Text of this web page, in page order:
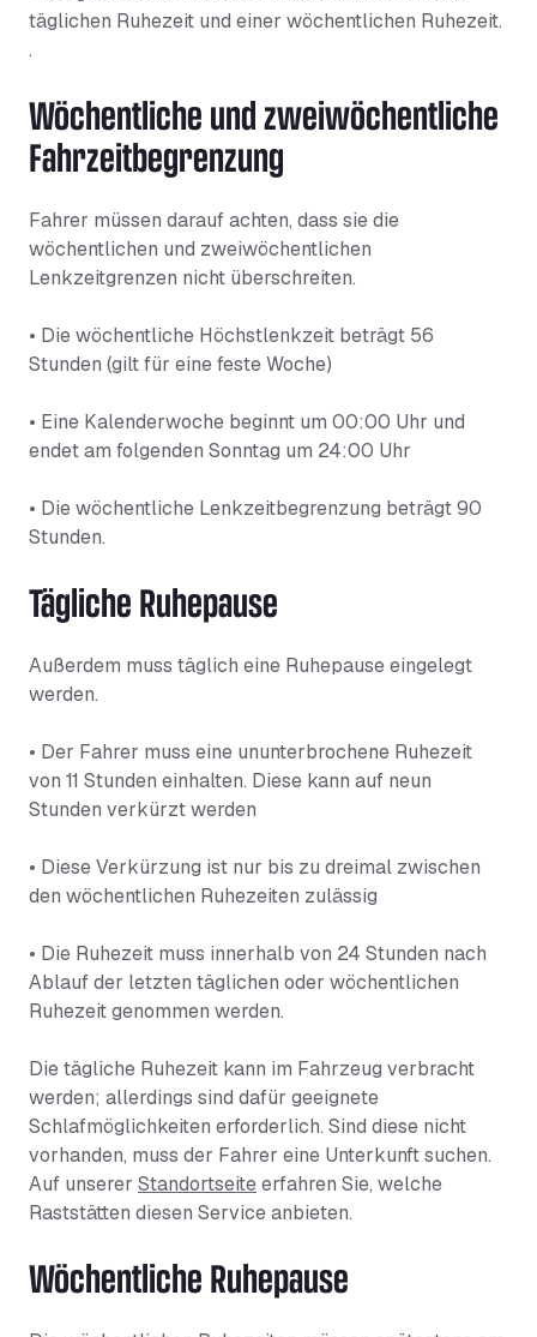
täglichen Ruhezeit und einer wöchentlichen Ruhezeit.
.
Wöchentliche und zweiwöchentliche
Fahrzeitbegrenzung
Fahrer müssen darauf achten, dass sie die
wöchentlichen und zweiwöchentlichen
Lenkzeitgrenzen nicht überschreiten.
• Die wöchentliche Höchstlenkzeit beträgt 56
Stunden (gilt für eine feste Woche)
• Eine Kalenderwoche beginnt um 00:00 Uhr und
endet am folgenden Sonntag um 24:00 Uhr
• Die wöchentliche Lenkzeitbegrenzung beträgt 90
Stunden.
Tägliche Ruhepause
Außerdem muss täglich eine Ruhepause eingelegt
werden.
• Der Fahrer muss eine ununterbrochene Ruhezeit
von 11 Stunden einhalten. Diese kann auf neun
Stunden verkürzt werden
• Diese Verkürzung ist nur bis zu dreimal zwischen
den wöchentlichen Ruhezeiten zulässig
• Die Ruhezeit muss innerhalb von 24 Stunden nach
Ablauf der letzten täglichen oder wöchentlichen
Ruhezeit genommen werden.
Die tägliche Ruhezeit kann im Fahrzeug verbracht
werden; allerdings sind dafür geeignete
Schlafmöglichkeiten erforderlich. Sind diese nicht
vorhanden, muss der Fahrer eine Unterkunft suchen.
Auf unserer Standortseiteerfahren Sie, welche
Raststätten diesen Service anbieten.
Wöchentliche Ruhepause